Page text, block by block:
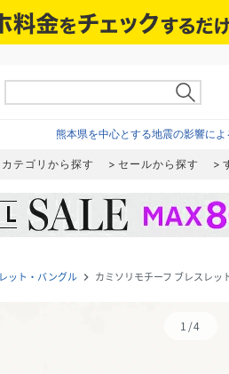
熊本県を中心とする地震の影響に
カテゴリから探す セールから探す
ット・バングル navigate_next カミソリモチーフ ブレスレッ
1 /4